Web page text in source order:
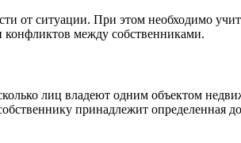
от ситуации. При этом необходимо
между собственниками.
лиц владеют одним объектом
принадлежит определенная